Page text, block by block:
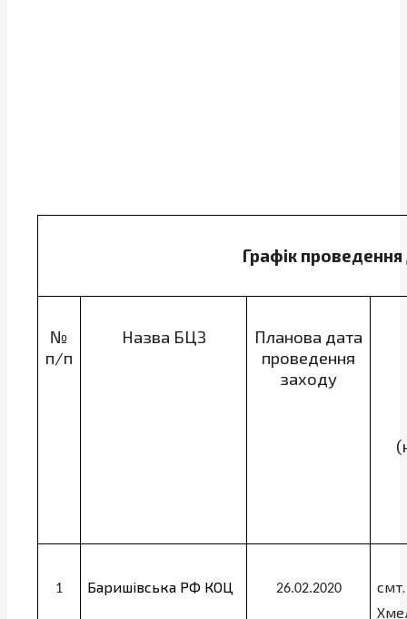
Графік проведення
№
п/п
Назва БЦЗ
Планова дата
проведення
заходу
1 Баришівська РФ КОЦ 26.02.2020